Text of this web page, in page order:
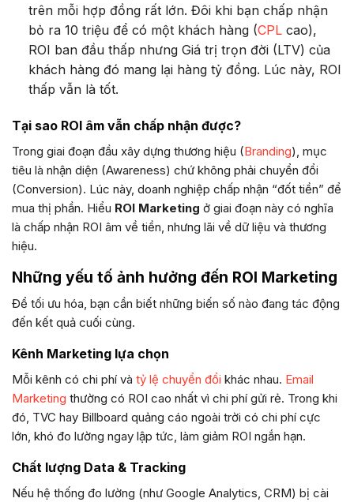
trên mỗi hợp đồng rất lớn. Đôi khi bạn chấp nhận
bỏ ra 10 triệu để có một khách hàng (CPLcao),
ROI ban đầu thấp nhưng Giá trị trọn đời (LTV) của
khách hàng đó mang lại hàng tỷ đồng. Lúc này, ROI
thấp vẫn là tốt.
Tại sao ROI âm vẫn chấp nhận được?
Trong giai đoạn đầu xây dựng thương hiệu (Branding), mục
tiêu là nhận diện (Awareness) chứ không phải chuyển đổi
(Conversion). Lúc này, doanh nghiệp chấp nhận “đốt tiền” để
mua thị phần. Hiểu ROI Marketing ở giai đoạn này có nghĩa
là chấp nhận ROI âm về tiền, nhưng lãi về dữ liệu và thương
hiệu.
Những yếu tố ảnh hưởng đến ROI Marketing
Để tối ưu hóa, bạn cần biết những biến số nào đang tác động
đến kết quả cuối cùng.
Kênh Marketing lựa chọn
Mỗi kênh có chi phí và tỷ lệ chuyển đổi khác nhau. Email
Marketing thường có ROI cao nhất vì chi phí gửi rẻ. Trong khi
đó, TVC hay Billboard quảng cáo ngoài trời có chi phí cực
lớn, khó đo lường ngay lập tức, làm giảm ROI ngắn hạn.
Chất lượng Data & Tracking
Nếu hệ thống đo lường (như Google Analytics, CRM) bị cài